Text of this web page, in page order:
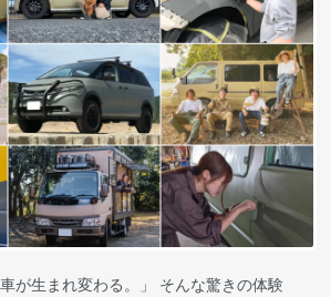
が生まれ変わる。」 そんな驚きの体験